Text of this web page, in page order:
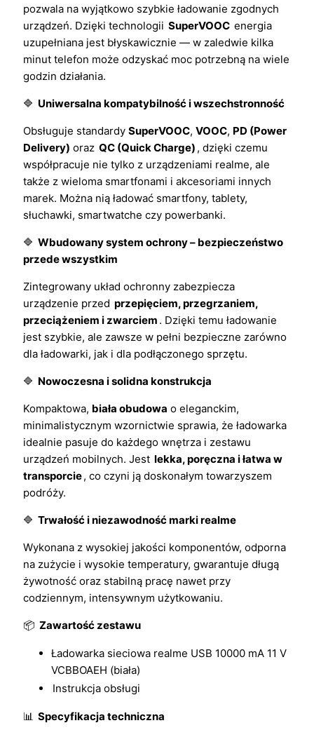
pozwala na wyjątkowo szybkie ładowanie zgodnych
urządzeń. Dzięki technologii SuperVOOC energia
uzupełniana jest błyskawicznie — w zaledwie kilka
minut telefon może odzyskać moc potrzebną na wiele
godzin działania.
🔷 Uniwersalna kompatybilność i wszechstronność
Obsługuje standardy SuperVOOC, VOOC, PD (Power
Delivery) oraz QC (Quick Charge) , dzięki czemu
współpracuje nie tylko z urządzeniami realme, ale
także z wieloma smartfonami i akcesoriami innych
marek. Można nią ładować smartfony, tablety,
słuchawki, smartwatche czy powerbanki.
🔷 Wbudowany system ochrony – bezpieczeństwo
przede wszystkim
Zintegrowany układ ochronny zabezpiecza
urządzenie przed przepięciem, przegrzaniem,
przeciążeniem i zwarciem . Dzięki temu ładowanie
jest szybkie, ale zawsze w pełni bezpieczne zarówno
dla ładowarki, jak i dla podłączonego sprzętu.
🔷 Nowoczesna i solidna konstrukcja
Kompaktowa, biała obudowa o eleganckim,
minimalistycznym wzornictwie sprawia, że ładowarka
idealnie pasuje do każdego wnętrza i zestawu
urządzeń mobilnych. Jest lekka, poręczna i łatwa w
transporcie, co czyni ją doskonałym towarzyszem
podróży.
🔷 Trwałość i niezawodność marki realme
Wykonana z wysokiej jakości komponentów, odporna
na zużycie i wysokie temperatury, gwarantuje długą
żywotność oraz stabilną pracę nawet przy
codziennym, intensywnym użytkowaniu.
📦 Zawartość zestawu
Ładowarka sieciowa realme USB 10000 mA 11 V
VCBBOAEH (biała)
Instrukcja obsługi
📊 Specyfikacja techniczna